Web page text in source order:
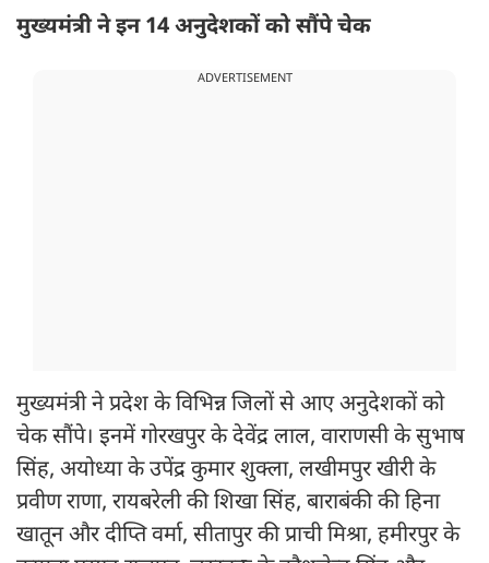
मुख्यमंत्री ने इन 14 अनुदेशकों को सौंपे चेक
ADVERTISEMENT
मुख्यमंत्री ने प्रदेश के विभिन्न जिलों से आए अनुदेशकों को
चेक सौंपे। इनमें गोरखपुर के देवेंद्र लाल, वाराणसी के सुभाष
सिंह, अयोध्या के उपेंद्र कुमार शुक्ला, लखीमपुर खीरी के
प्रवीण राणा, रायबरेली की शिखा सिंह, बाराबंकी की हिना
खातून और दीप्ति वर्मा, सीतापुर की प्राची मिश्रा, हमीरपुर के